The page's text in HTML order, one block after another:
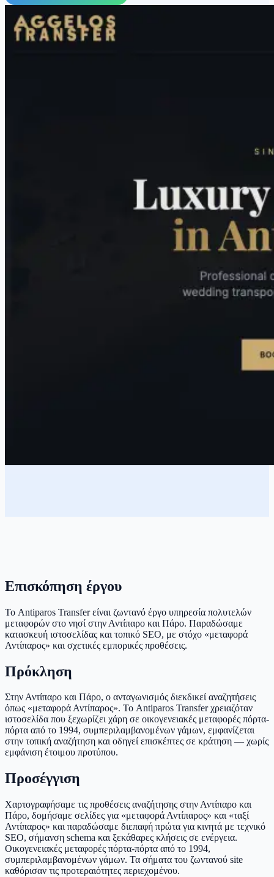
Επισκόπηση έργου
Το Antiparos Transfer είναι ζωντανό έργο υπηρεσία πολυτελών
μεταφορών στο νησί στην Αντίπαρο και Πάρο. Παραδώσαμε
κατασκευή ιστοσελίδας και τοπικό SEO, με στόχο «μεταφορά
Αντίπαρος» και σχετικές εμπορικές προθέσεις.
Πρόκληση
Στην Αντίπαρο και Πάρο, ο ανταγωνισμός διεκδικεί αναζητήσεις
όπως «μεταφορά Αντίπαρος». Το Antiparos Transfer χρειαζόταν
ιστοσελίδα που ξεχωρίζει χάρη σε οικογενειακές μεταφορές πόρτα-
πόρτα από το 1994, συμπεριλαμβανομένων γάμων, εμφανίζεται
στην τοπική αναζήτηση και οδηγεί επισκέπτες σε κράτηση — χωρίς
εμφάνιση έτοιμου προτύπου.
Προσέγγιση
Χαρτογραφήσαμε τις προθέσεις αναζήτησης στην Αντίπαρο και
Πάρο, δομήσαμε σελίδες για «μεταφορά Αντίπαρος» και «ταξί
Αντίπαρος» και παραδώσαμε διεπαφή πρώτα για κινητά με τεχνικό
SEO, σήμανση schema και ξεκάθαρες κλήσεις σε ενέργεια.
Οικογενειακές μεταφορές πόρτα-πόρτα από το 1994,
συμπεριλαμβανομένων γάμων. Τα σήματα του ζωντανού site
καθόρισαν τις προτεραιότητες περιεχομένου.